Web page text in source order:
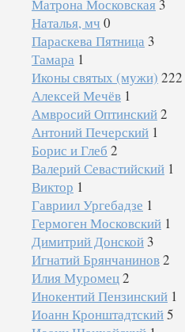
Матрона Московская 3
Наталья, мч 0
Параскева Пятница 3
Тамара 1
Иконы святых (мужи) 222
Алексей Мечёв 1
Амвросий Оптинский2
Антоний Печерский 1
Борис и Глеб 2
Валерий Севастийский 1
Виктор 1
Гавриил Ургебадзе 1
Гермоген Московский 1
Димитрий Донской 3
Игнатий Брянчанинов2
Илия Муромец2
Инокентий Пензинский 1
Иоанн Кронштадтский5